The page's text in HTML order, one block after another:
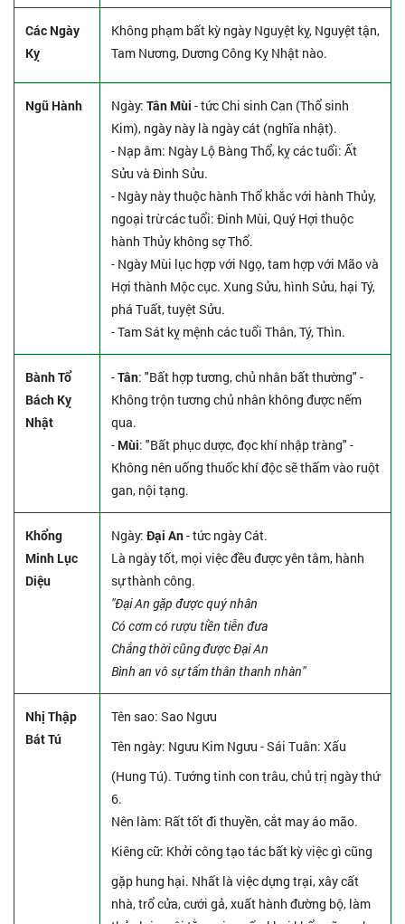
Các Ngày
Kỵ
Không phạm bất kỳ ngày Nguyệt kỵ, Nguyệt tận,
Tam Nương, Dương Công Kỵ Nhật nào.
Ngũ Hành Ngày: Tân Mùi - tức Chi sinh Can (Thổ sinh
Kim), ngày này là ngày cát (nghĩa nhật).
- Nạp âm: Ngày Lộ Bàng Thổ, kỵ các tuổi: Ất
Sửu và Đinh Sửu.
- Ngày này thuộc hành Thổ khắc với hành Thủy,
ngoại trừ các tuổi: Đinh Mùi, Quý Hợi thuộc
hành Thủy không sợ Thổ.
- Ngày Mùi lục hợp với Ngọ, tam hợp với Mão và
Hợi thành Mộc cục. Xung Sửu, hình Sửu, hại Tý,
phá Tuất, tuyệt Sửu.
- Tam Sát kỵ mệnh các tuổi Thân, Tý, Thìn.
Bành Tổ
Bách Kỵ
Nhật
-Tân: "Bất hợp tương, chủ nhân bất thường" -
Không trộn tương chủ nhân không được nếm
qua.
- Mùi: "Bất phục dược, đọc khí nhập tràng" -
Không nên uống thuốc khí độc sẽ thấm vào ruột
gan, nội tạng.
Khổng
Minh Lục
Diệu
Ngày: Đại An- tức ngày Cát.
Là ngày tốt, mọi việc đều được yên tâm, hành
sự thành công.
"Đại An gặp được quý nhân
Có cơm có rượu tiền tiễn đưa
Chẳng thời cũng được Đại An
Bình an vô sự tấm thân thanh nhàn"
Nhị Thập
Bát Tú
Tên sao: Sao Ngưu
Tên ngày: Ngưu Kim Ngưu - Sái Tuân: Xấu
(Hung Tú). Tướng tinh con trâu, chủ trị ngày thứ
6.
Nên làm: Rất tốt đi thuyền, cắt may áo mão.
Kiêng cữ: Khởi công tạo tác bất kỳ việc gì cũng
gặp hung hại. Nhất là việc dựng trại, xây cất
nhà, trổ cửa, cưới gả, xuất hành đường bộ, làm